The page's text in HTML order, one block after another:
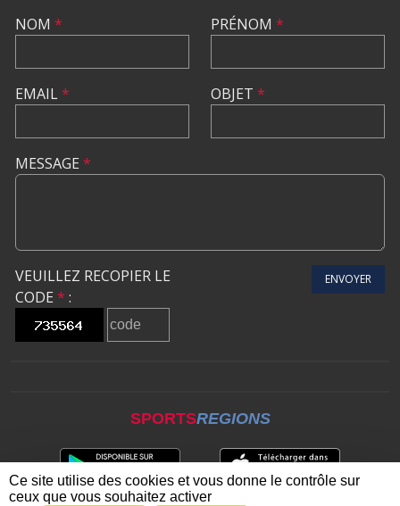
NOM *
EMAIL*
PRÉNOM *
OBJET *
MESSAGE *
VEUILLEZ RECOPIER LE
CODE * :
ENVOYER
SPORTSREGIONS
Ce site utilise des cookies et vous donne le contrôle sur
ceux que vous souhaitez activer